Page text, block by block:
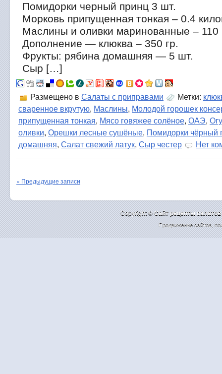
Помидорки черный принц 3 шт.
Морковь припущенная тонкая – 0.4
Маслины и оливки маринованные – 110
Дополнение — клюква – 350 гр.
Фрукты: рябина домашняя — 5 шт.
Сыр […]
Размещено в Салаты с приправами Метки:
сваренное вкрутую, Маслины, Молодой горошек
припущенная тонкая, Мясо говяжее солёное, ОАЭ,
оливки, Орешки лесные сушёные, Помидорки чёрный
домашняя, Салат свежий латук, Сыр честер Нет
« Предыдущие записи
Copyright ©Cайт рецепты салатов
Продвижение сайтов,